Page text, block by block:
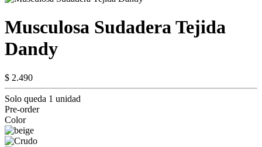
Musculosa Sudadera Tejida
Dandy
$ 2.490
Solo queda 1 unidad
Pre-order
Color